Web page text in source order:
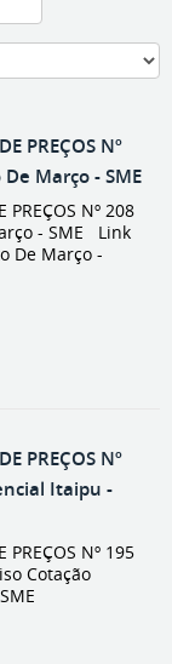
PREÇOS Nº
Março - SME
PREÇOS Nº 208
- SME Link
De Março -
PREÇOS Nº
Itaipu -
PREÇOS Nº 195
Cotação